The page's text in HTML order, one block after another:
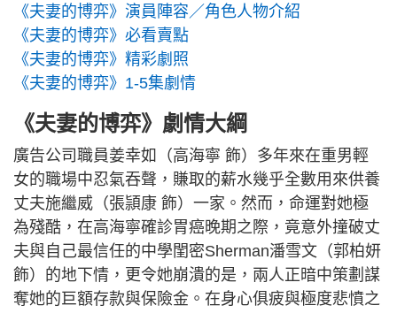
《夫妻的博弈》演員陣容／角色人物介紹
《夫妻的博弈》必看賣點
《夫妻的博弈》精彩劇照
《夫妻的博弈》1-5集劇情
《夫妻的博弈》劇情大綱
廣告公司職員姜幸如（高海寧 飾）多年來在重男輕
女的職場中忍氣吞聲，賺取的薪水幾乎全數用來供養
丈夫施繼威（張頴康 飾）一家。然而，命運對她極
為殘酷，在高海寧確診胃癌晚期之際，竟意外撞破丈
夫與自己最信任的中學閨密Sherman潘雪文（郭柏妍
飾）的地下情，更令她崩潰的是，兩人正暗中策劃謀
奪她的巨額存款與保險金。在身心俱疲與極度悲憤之